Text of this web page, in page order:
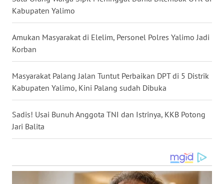
Kabupaten Yalimo
Amukan Masyarakat di Elelim, Personel Polres Yalimo Jadi
Korban
Masyarakat Palang Jalan Tuntut Perbaikan DPT di 5 Distrik
Kabupaten Yalimo, Kini Palang sudah Dibuka
Sadis! Usai Bunuh Anggota TNI dan Istrinya, KKB Potong
Jari Balita
WN
GORONTALO
WN
WN